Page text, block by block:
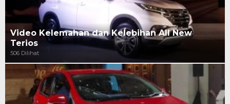
Video Kelemahan dan Kelebihan All New
Terios
506 Dilihat